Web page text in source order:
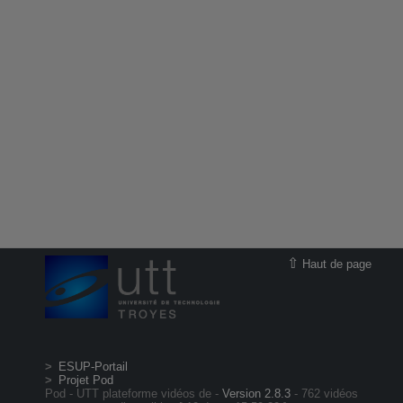
Haut de page
ESUP-Portail
Projet Pod
Pod - UTT plateforme vidéos de - Version 2.8.3 - 762 vidéos